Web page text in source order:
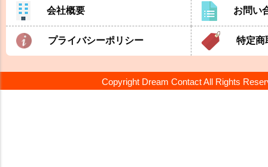
会社概要 お問い
プライバシーポリシー 特定商
Copyright Dream Contact All Rights